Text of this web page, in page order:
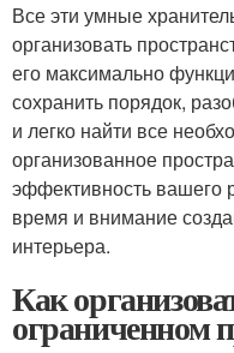
Все эти умные
организовать
его максимально
сохранить порядок,
и легко найти все
организованное
эффективность вашего
время и внимание
интерьера.
Как
ограниченном